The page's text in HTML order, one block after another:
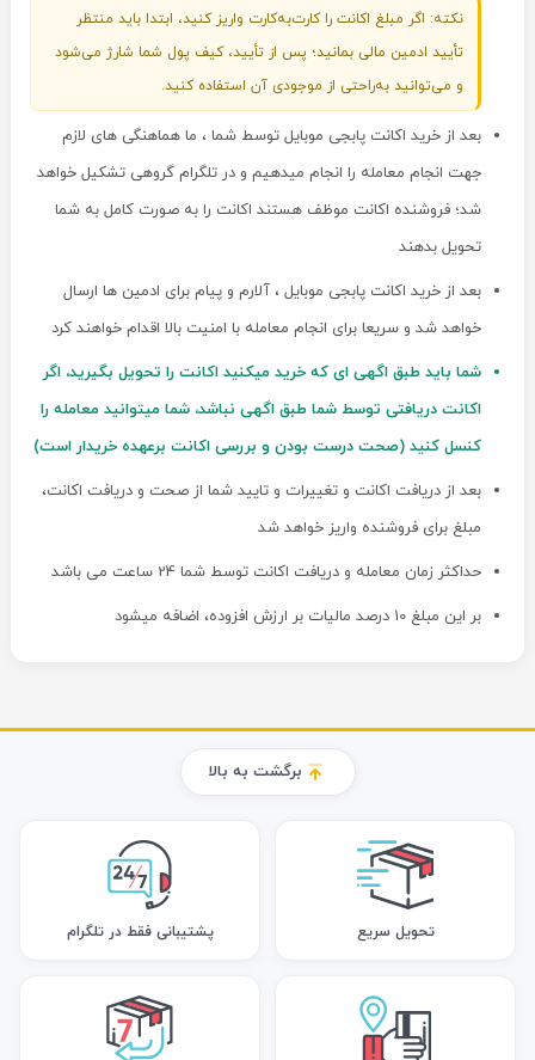
نکته: اگر مبلغ اکانت را کارت‌به‌کارت واریز کنید، ابتدا باید منتظر
تأیید ادمین مالی بمانید؛ پس از تأیید، کیف پول شما شارژ می‌شود
و می‌توانید به‌راحتی از موجودی آن استفاده کنید.
بعد از خرید اکانت پابجی موبایل توسط شما ، ما هماهنگی های لازم
جهت انجام معامله را انجام میدهیم و در تلگرام گروهی تشکیل خواهد
شد؛ فروشنده اکانت موظف هستند اکانت را به صورت کامل به شما
تحویل بدهند
بعد از خرید اکانت پابجی موبایل ، آلارم و پیام برای ادمین ها ارسال
خواهد شد و سریعا برای انجام معامله با امنیت بالا اقدام خواهند کرد
شما باید طبق اگهی ای که خرید میکنید اکانت را تحویل بگیرید، اگر
اکانت دریافتی توسط شما طبق اگهی نباشد، شما میتوانید معامله را
کنسل کنید (صحت درست بودن و بررسی اکانت برعهده خریدار است)
بعد از دریافت اکانت و تغییرات و تایید شما از صحت و دریافت اکانت،
مبلغ برای فروشنده واریز خواهد شد
حداکثر زمان معامله و دریافت اکانت توسط شما 24 ساعت می باشد
بر این مبلغ 10 درصد مالیات بر ارزش افزوده، اضافه میشود
برگشت به بالا
تحویل سریع پشتیبانی فقط در تلگرام